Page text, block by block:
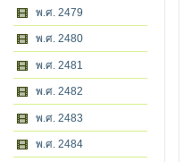
พ.ศ. 2479
พ.ศ. 2480
พ.ศ. 2481
พ.ศ. 2482
พ.ศ. 2483
พ.ศ. 2484